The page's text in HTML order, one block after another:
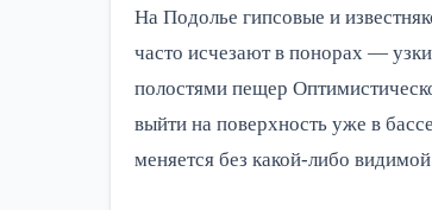
На Подолье гипсовые и
часто исчезают в понорах —
полостями пещер
выйти на поверхность уже в
меняется без какой-либо